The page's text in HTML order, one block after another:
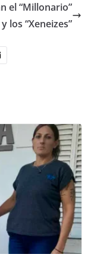
el “Millonario”
y los “Xeneizes”